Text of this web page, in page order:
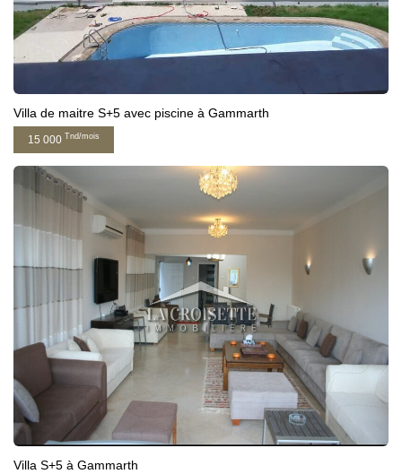
Villa de maitre S+5 avec piscine à Gammarth
15 000 Tnd/mois
Villa S+5 à Gammarth